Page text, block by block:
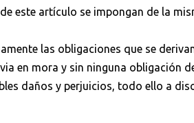
este artículo se impongan de la
las obligaciones que se
en mora y sin ninguna obligación
daños y perjuicios, todo ello a